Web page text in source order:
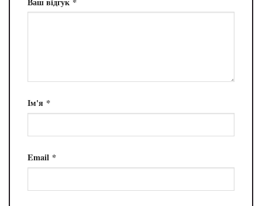
Ім'я *
Email *